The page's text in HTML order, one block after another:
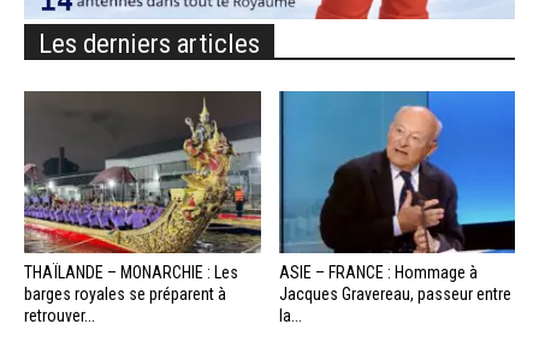
Les derniers articles
THAÏLANDE – MONARCHIE : Les
barges royales se préparent à
retrouver...
ASIE – FRANCE : Hommage à
Jacques Gravereau, passeur entre
la...